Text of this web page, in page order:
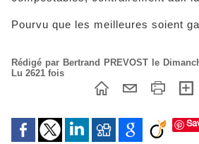
Pourvu que les meilleures soient
Rédigé par Bertrand PREVOST le
Lu 2621 fois